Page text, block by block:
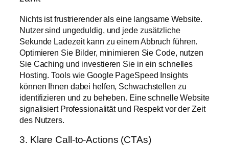
Nichts ist frustrierender als eine langsame Website.
Nutzer sind ungeduldig, und jede zusätzliche
Sekunde Ladezeit kann zu einem Abbruch führen.
Optimieren Sie Bilder, minimieren Sie Code, nutzen
Sie Caching und investieren Sie in ein schnelles
Hosting. Tools wie Google PageSpeed Insights
können Ihnen dabei helfen, Schwachstellen zu
identifizieren und zu beheben. Eine schnelle Website
signalisiert Professionalität und Respekt vor der Zeit
des Nutzers.
3. Klare Call-to-Actions (CTAs)